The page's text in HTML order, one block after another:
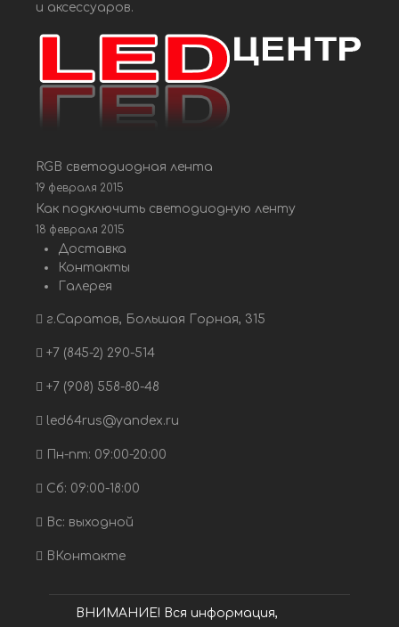
и аксессуаров.
RGB светодиодная лента
19 февраля 2015
Как подключить светодиодную ленту
18 февраля 2015
Доставка
Контакты
Галерея
г.Саратов, Большая Горная, 315
+7 (845-2) 290-514
+7 (908) 558-80-48
led64rus@yandex.ru
Пн-пт: 09:00-20:00
Сб: 09:00-18:00
Вс: выходной
ВКонтакте
ВНИМАНИЕ! Вся информация,